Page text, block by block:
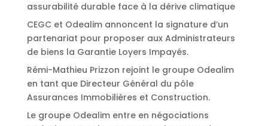
assurabilité durable face à la dérive climatique
CEGC et Odealim annoncent la signature d’un
partenariat pour proposer aux Administrateurs
de biens la Garantie Loyers Impayés.
Rémi-Mathieu Prizzon rejoint le groupe Odealim
en tant que Directeur Général du pôle
Assurances Immobilières et Construction.
Le groupe Odealim entre en négociations